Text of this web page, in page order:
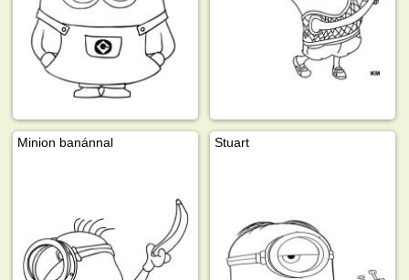
Minion banánnal Stuart